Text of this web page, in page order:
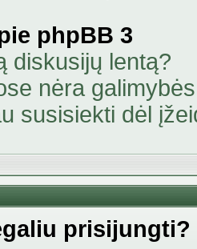
phpBB 3
diskusijų lentą?
nėra
susisiekti dėl
prisijungti?